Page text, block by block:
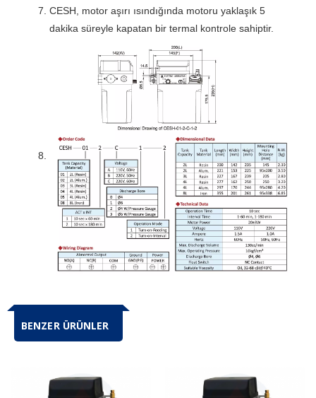
CESH, motor aşırı ısındığında motoru yaklaşık 5
dakika süreyle kapatan bir termal kontrole sahiptir.
BENZER ÜRÜNLER